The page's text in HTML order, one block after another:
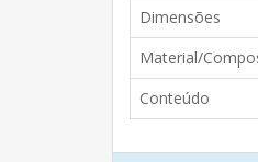
Dimensões
Material/
Conteúdo